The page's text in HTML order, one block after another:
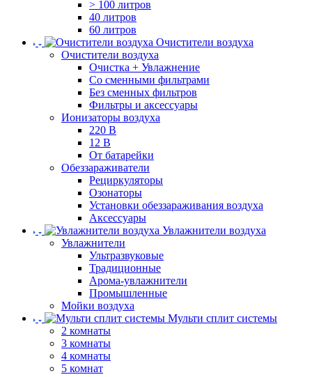
> 100 литров
40 литров
60 литров
Очистители воздуха
Очистители воздуха
Очистка + Увлажнение
Cо сменными фильтрами
Без сменных фильтров
Фильтры и аксессуары
Ионизаторы воздуха
220 В
12 В
От батарейки
Обеззараживатели
Рециркуляторы
Озонаторы
Установки обеззараживания воздуха
Аксессуары
Увлажнители воздуха
Увлажнители
Ультразвуковые
Традиционные
Арома-увлажнители
Промышленные
Мойки воздуха
Мульти сплит системы
2 комнаты
3 комнаты
4 комнаты
5 комнат